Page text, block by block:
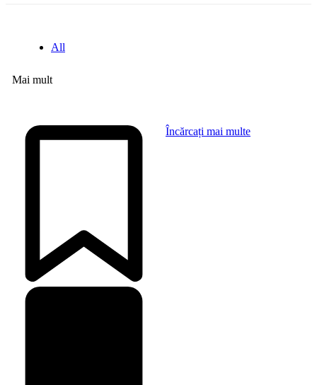
All
Mai mult
Încărcați mai multe